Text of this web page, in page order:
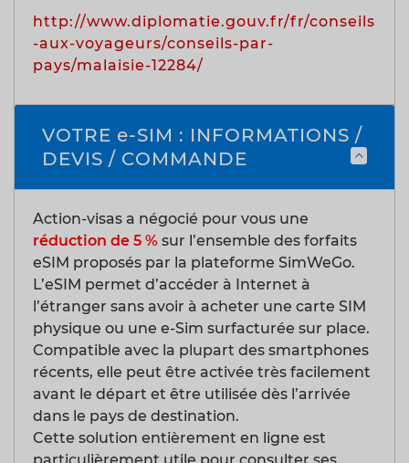
http://www.diplomatie.gouv.fr/fr/conseils
-aux-voyageurs/conseils-par-
pays/malaisie-12284/
VOTRE e-SIM : INFORMATIONS /
DEVIS / COMMANDE
Action-visas a négocié pour vous une
réduction de 5 % sur l’ensemble des forfaits
eSIM proposés par la plateforme SimWeGo.
L’eSIM permet d’accéder à Internet à
l’étranger sans avoir à acheter une carte SIM
physique ou une e-Sim surfacturée sur place.
Compatible avec la plupart des smartphones
récents, elle peut être activée très facilement
avant le départ et être utilisée dès l’arrivée
dans le pays de destination.
Cette solution entièrement en ligne est